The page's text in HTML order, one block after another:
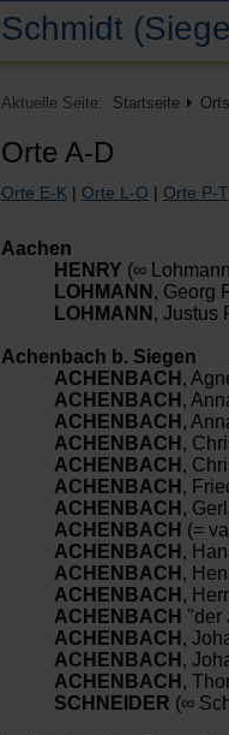
Schmidt
Aktuelle Seite: Startseite
Orte A-D
Orte E-K Orte L-O Orte P-T
Aachen
HENRY (∞
LOHMANN , Georg
LOHMANN , Justus
Achenbach b. Siegen
ACHENBACH ,
ACHENBACH ,
ACHENBACH ,
ACHENBACH ,
ACHENBACH ,
ACHENBACH ,
ACHENBACH ,
ACHENBACH (=
ACHENBACH ,
ACHENBACH ,
ACHENBACH ,
ACHENBACH "der
ACHENBACH ,
ACHENBACH ,
ACHENBACH ,
SCHNEIDER (∞